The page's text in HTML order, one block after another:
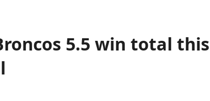
5.5 win total this